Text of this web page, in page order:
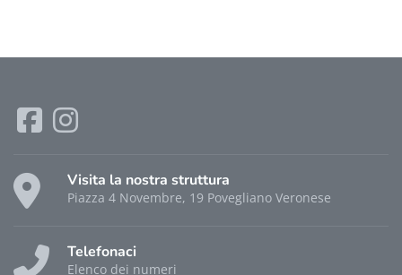
Visita la nostra struttura
Piazza 4 Novembre, 19 Povegliano Veronese
Telefonaci
Elenco dei numeri